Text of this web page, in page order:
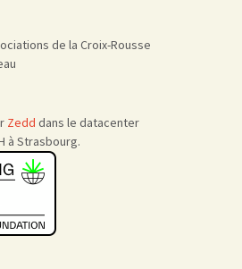
de la Croix-Rousse
Zedd dans le datacenter
à Strasbourg.